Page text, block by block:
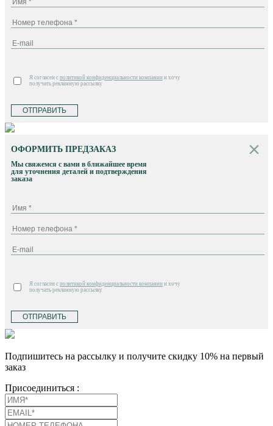
Я согласен с политикой конфиденциальности компании и хочу
получать рекламную рассылку
ОТПРАВИТЬ
ОФОРМИТЬ ПРЕДЗАКАЗ
Мы свяжемся с вами в ближайшее время
для уточнения деталей и подтверждения
заказа
Я согласен с политикой конфиденциальности компании и хочу
получать рекламную рассылку
ОТПРАВИТЬ
Подпишитесь на рассылку и получите скидку 10% на первый
заказ
Присоединиться :